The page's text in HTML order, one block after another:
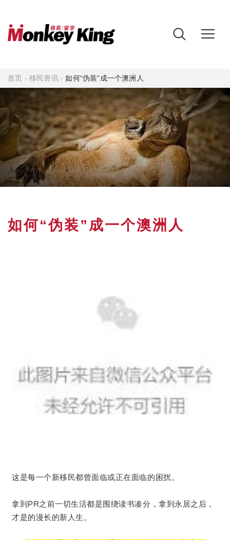
首页 -移民资讯-如何“伪装”成一个澳洲人
如何“伪装”成一个澳洲人
这是每一个新移民都曾面临或正在面临的困扰。
拿到PR之前一切生活都是围绕读书凑分，拿到永居之后，
才是的漫长的新人生。